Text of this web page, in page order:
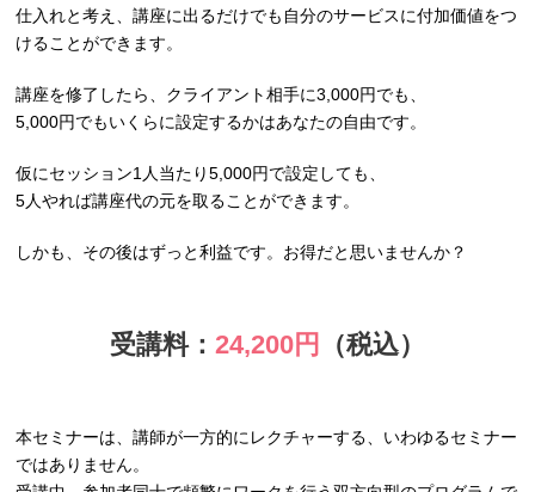
仕入れと考え、講座に出るだけでも自分のサービスに付加価値をつ
けることができます。
講座を修了したら、クライアント相手に3,000円でも、
5,000円でもいくらに設定するかはあなたの自由です。
仮にセッション1人当たり5,000円で設定しても、
5人やれば講座代の元を取ることができます。
しかも、その後はずっと利益です。お得だと思いませんか？
受講料： 24,200円 （税込）
本セミナーは、講師が一方的にレクチャーする、いわゆるセミナー
ではありません。